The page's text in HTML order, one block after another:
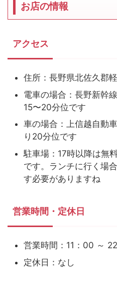
お店の情報
アクセス
住所：長野県北佐久郡
電車の場合：長野新幹
15〜20分位です
車の場合：上信越自動
り20分位です
駐車場：17時以降は無
です。ランチに行く場
す必要がありますね
営業時間・定休日
営業時間：11：00 ～
定休日：なし